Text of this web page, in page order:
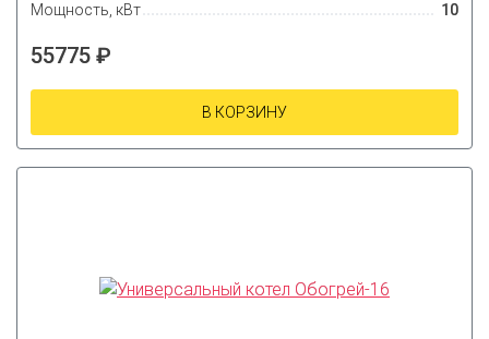
Мощность, кВт
10
55775 ₽
В КОРЗИНУ